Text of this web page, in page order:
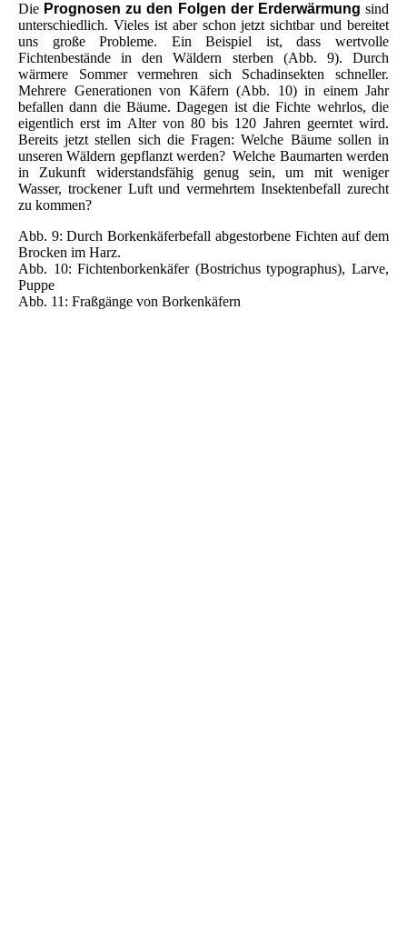
Die Prognosen zu den Folgen der Erderwärmung sind
unterschiedlich. Vieles ist aber schon jetzt sichtbar und bereitet
uns große Probleme. Ein Beispiel ist, dass wertvolle
Fichtenbestände in den Wäldern sterben (Abb. 9). Durch
wärmere Sommer vermehren sich Schadinsekten schneller.
Mehrere Generationen von Käfern (Abb. 10) in einem Jahr
befallen dann die Bäume. Dagegen ist die Fichte wehrlos, die
eigentlich erst im Alter von 80 bis 120 Jahren geerntet wird.
Bereits jetzt stellen sich die Fragen: Welche Bäume sollen in
unseren Wäldern gepflanzt werden? Welche Baumarten werden
in Zukunft widerstandsfähig genug sein, um mit weniger
Wasser, trockener Luft und vermehrtem Insektenbefall zurecht
zu kommen?
Abb. 9: Durch Borkenkäferbefall abgestorbene Fichten auf dem
Brocken im Harz.
Abb. 10: Fichtenborkenkäfer (Bostrichus typographus), Larve,
Puppe
Abb. 11: Fraßgänge von Borkenkäfern